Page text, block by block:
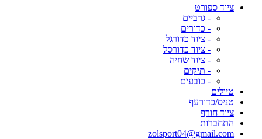
ציוד ספורט
- גרביים
- כדורים
- ציוד כדורגל
- ציוד כדורסל
- ציוד שחיה
- תיקים
- כובעים
טיולים
טניס/כדורעף
ציוד חורף
התחברות
zolsport04@gmail.com